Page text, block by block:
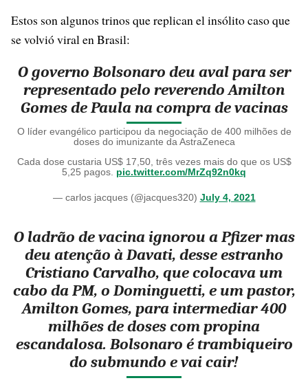
Estos son algunos trinos que replican el insólito caso que
se volvió viral en Brasil:
O governo Bolsonaro deu aval para ser
representado pelo reverendo Amilton
Gomes de Paula na compra de vacinas
O líder evangélico participou da negociação de 400 milhões de
doses do imunizante da AstraZeneca
Cada dose custaria US$ 17,50, três vezes mais do que os US$
5,25 pagos. pic.twitter.com/MrZq92n0kq
— carlos jacques (@jacques320) July 4, 2021
O ladrão de vacina ignorou a Pfizer mas
deu atenção à Davati, desse estranho
Cristiano Carvalho, que colocava um
cabo da PM, o Dominguetti, e um pastor,
Amilton Gomes, para intermediar 400
milhões de doses com propina
escandalosa. Bolsonaro é trambiqueiro
do submundo e vai cair!